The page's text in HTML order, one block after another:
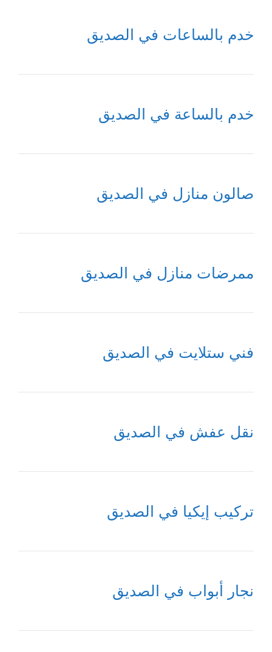
خدم بالساعات في الصديق
خدم بالساعة في الصديق
صالون منازل في الصديق
ممرضات منازل في الصديق
فني ستلايت في الصديق
نقل عفش في الصديق
تركيب إيكيا في الصديق
نجار أبواب في الصديق